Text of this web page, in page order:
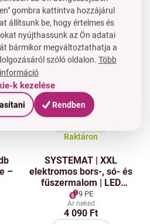
Raktáron
VITVIT ULTIMATE | Nutri
mixer 1000 W | smoothie
turmixoló & tápanyag
extraktor
28 490 Ft
Raktáron
–
SYSTEMAT | XXL
elektromos bors-, só- és
fűszermalom | LED
világítás & állítható
durvaság | kerámia
mechanizmus
9 PE
Ár neked
4 090 Ft
gombra kattintva hozzájárul
állítsunk be, hogy értelmes és
nyújthassunk az Ön adatai
bármikor megváltoztathatja a
szóló oldalon. Több
információ
k kezelése
Rendben